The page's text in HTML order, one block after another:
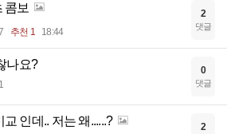
콤보
추천 1 18:44
2
댓글
나요? 0
댓글
인데.. 저는 왜......? 2